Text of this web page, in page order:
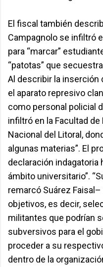
El fiscal también
Campagnolo se infiltró
para “marcar”
“patotas” que
Al describir la inserción
el aparato represivo
como personal policial
infiltró en la Facultad
Nacional del Litoral,
algunas materias”. El
declaración indagatoria
ámbito universitario”.
remarcó Suárez
objetivos, es decir,
militantes que podrían
subversivos para el
proceder a su
dentro de la